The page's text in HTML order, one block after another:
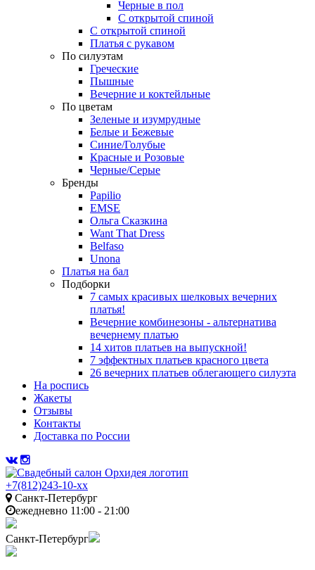
Черные в пол
С открытой спиной
С открытой спиной
Платья с рукавом
По силуэтам
Греческие
Пышные
Вечерние и коктейльные
По цветам
Зеленые и изумрудные
Белые и Бежевые
Синие/Голубые
Красные и Розовые
Черные/Серые
Бренды
Papilio
EMSE
Ольга Сказкина
Want That Dress
Belfaso
Unona
Платья на бал
Подборки
7 самых красивых шелковых вечерних
платья!
Вечерние комбинезоны - альтернатива
вечернему платью
14 хитов платьев на выпускной!
7 эффектных платьев красного цвета
26 вечерних платьев облегающего силуэта
На роспись
Жакеты
Отзывы
Контакты
Доставка по России
+7(812)243-10-xx
Санкт-Петербург
ежедневно 11:00 - 21:00
Санкт-Петербург